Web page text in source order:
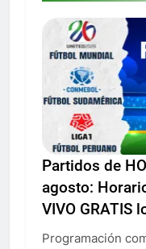
Partidos de
agosto:
VIVO GRATIS
Programación